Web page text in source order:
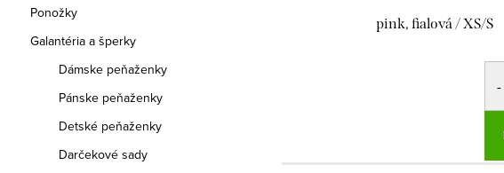
Ponožky
Galantéria a šperky
Dámske peňaženky
Pánske peňaženky
Detské peňaženky
Darčekové sady
pink, fialová / XS/S